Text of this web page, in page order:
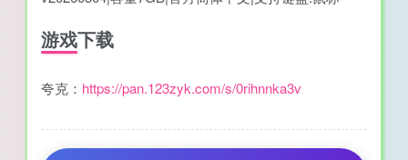
游戏下载
夸克： https://pan.123zyk.com/s/0rihnnka3v